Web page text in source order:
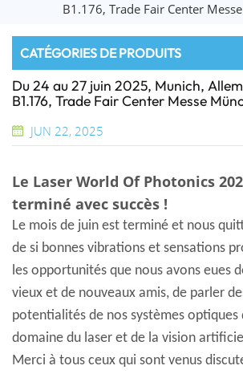
B1.176, Trade Fair Center
CATÉGORIES DE PRODUITS
Du 24 au 27 juin 2025, Munich,
B1.176, Trade Fair Center Messe
JUN 22, 2025
Le Laser World Of Photonics
terminé avec succès !
Le mois de juin est terminé et nous
de si bonnes vibrations et sensations
les opportunités que nous avons eues
vieux et de nouveaux amis, de parler
potentialités de nos systèmes optiques
domaine du laser et de la vision
Merci à tous ceux qui sont venus